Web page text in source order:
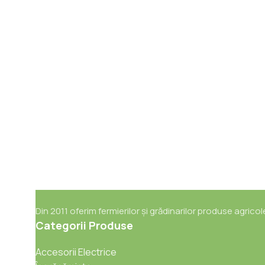
Din 2011 oferim fermierilor și grădinarilor produse
Categorii Produse
Accesorii Electrice